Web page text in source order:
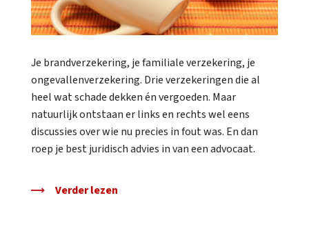
Je brandverzekering, je familiale verzekering, je
ongevallenverzekering. Drie verzekeringen die al
heel wat schade dekken én vergoeden. Maar
natuurlijk ontstaan er links en rechts wel eens
discussies over wie nu precies in fout was. En dan
roep je best juridisch advies in van een advocaat.
Verder lezen